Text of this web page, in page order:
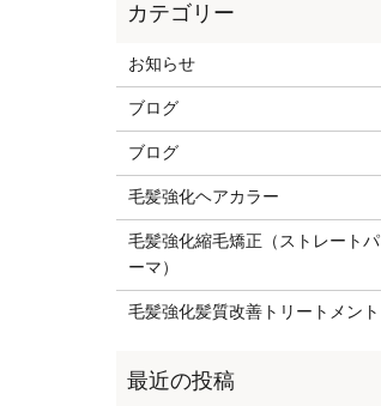
お知らせ
ブログ
ブログ
毛髪強化ヘアカラー
毛髪強化縮毛矯正（ストレートパ
ーマ）
毛髪強化髪質改善トリートメント